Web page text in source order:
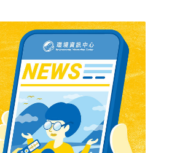
大量白色油汙，環保局查獲食